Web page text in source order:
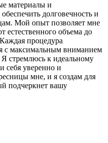
материалы и
долговечность и
Мой опыт позволяет мне
естественного объема до
процедура
с максимальным вниманием
стремлюсь к идеальному
себя уверенно и
мне, и я создам для
подчеркнет вашу